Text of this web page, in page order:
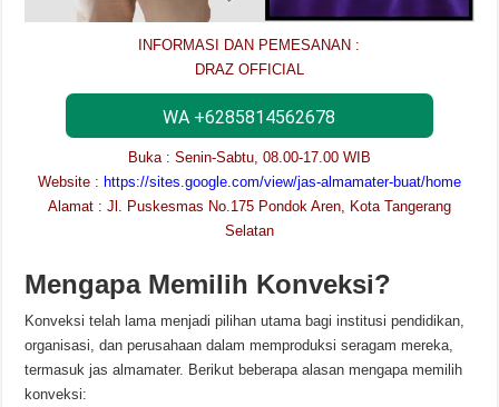
INFORMASI DAN PEMESANAN :
DRAZ OFFICIAL
WA +6285814562678
Buka : Senin-Sabtu, 08.00-17.00 WIB
Website : https://sites.google.com/view/jas-almamater-buat/home
Alamat : Jl. Puskesmas No.175 Pondok Aren, Kota Tangerang
Selatan
Mengapa Memilih Konveksi?
Konveksi telah lama menjadi pilihan utama bagi institusi pendidikan,
organisasi, dan perusahaan dalam memproduksi seragam mereka,
termasuk jas almamater. Berikut beberapa alasan mengapa memilih
konveksi: